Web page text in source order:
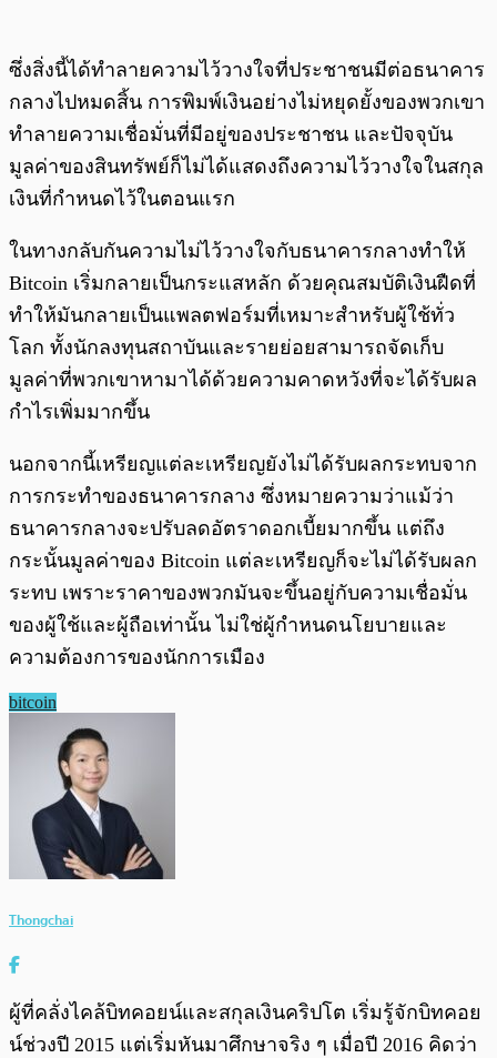
ซึ่งสิ่งนี้ได้ทำลายความไว้วางใจที่ประชาชนมีต่อธนาคาร
กลางไปหมดสิ้น การพิมพ์เงินอย่างไม่หยุดยั้งของพวกเขา
ทำลายความเชื่อมั่นที่มีอยู่ของประชาชน และปัจจุบัน
มูลค่าของสินทรัพย์ก็ไม่ได้แสดงถึงความไว้วางใจในสกุล
เงินที่กำหนดไว้ในตอนแรก
ในทางกลับกันความไม่ไว้วางใจกับธนาคารกลางทำให้
Bitcoin เริ่มกลายเป็นกระแสหลัก ด้วยคุณสมบัติเงินฝืดที่
ทำให้มันกลายเป็นแพลตฟอร์มที่เหมาะสำหรับผู้ใช้ทั่ว
โลก ทั้งนักลงทุนสถาบันและรายย่อยสามารถจัดเก็บ
มูลค่าที่พวกเขาหามาได้ด้วยความคาดหวังที่จะได้รับผล
กำไรเพิ่มมากขึ้น
นอกจากนี้เหรียญแต่ละเหรียญยังไม่ได้รับผลกระทบจาก
การกระทำของธนาคารกลาง ซึ่งหมายความว่าแม้ว่า
ธนาคารกลางจะปรับลดอัตราดอกเบี้ยมากขึ้น แต่ถึง
กระนั้นมูลค่าของ Bitcoin แต่ละเหรียญก็จะไม่ได้รับผลก
ระทบ เพราะราคาของพวกมันจะขึ้นอยู่กับความเชื่อมั่น
ของผู้ใช้และผู้ถือเท่านั้น ไม่ใช่ผู้กำหนดนโยบายและ
ความต้องการของนักการเมือง
bitcoin
Thongchai
ผู้ที่คลั่งไคล้บิทคอยน์และสกุลเงินคริปโต เริ่มรู้จักบิทคอย
น์ช่วงปี 2015 แต่เริ่มหันมาศึกษาจริง ๆ เมื่อปี 2016 คิดว่า